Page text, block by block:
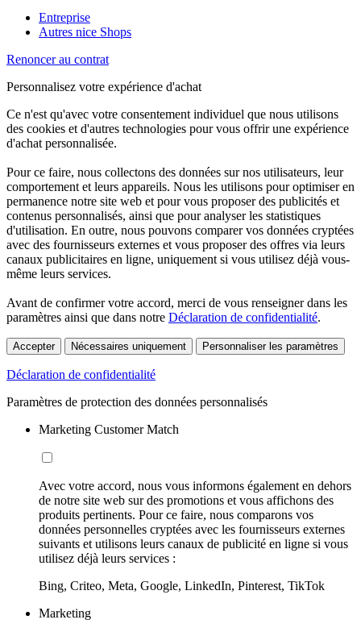
Entreprise
Autres nice Shops
Renoncer au contrat
Personnalisez votre expérience d'achat
Ce n'est qu'avec votre consentement individuel que nous utilisons
des cookies et d'autres technologies pour vous offrir une expérience
d'achat personnalisée.
Pour ce faire, nous collectons des données sur nos utilisateurs, leur
comportement et leurs appareils. Nous les utilisons pour optimiser en
permanence notre site web et pour vous proposer des publicités et
contenus personnalisés, ainsi que pour analyser les statistiques
d'utilisation. En outre, nous pouvons comparer vos données cryptées
avec des fournisseurs externes et vous proposer des offres via leurs
canaux publicitaires en ligne, uniquement si vous utilisez déjà vous-
même leurs services.
Avant de confirmer votre accord, merci de vous renseigner dans les
paramètres ainsi que dans notre Déclaration de confidentialité.
Accepter Nécessaires uniquement Personnaliser les paramètres
Déclaration de confidentialité
Paramètres de protection des données personnalisés
Marketing Customer Match
Avec votre accord, nous vous informons également en dehors
de notre site web sur des promotions et vous affichons des
produits pertinents. Pour ce faire, nous comparons vos
données personnelles cryptées avec les fournisseurs externes
suivants et utilisons leurs canaux de publicité en ligne si vous
utilisez déjà leurs services :
Bing, Criteo, Meta, Google, LinkedIn, Pinterest, TikTok
Marketing